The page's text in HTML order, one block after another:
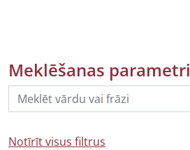
Meklēšanas parametri
Notīrīt visus filtrus